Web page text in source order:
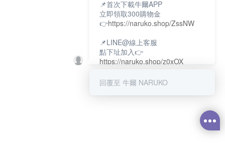
📌首次下載牛爾APP
立即領取300購物金
👉https://naruko.shop/ZssNW
📌LINE@線上客服
點下址加入👉
https://naruko.shop/z0xOX
📌電話客服：02-26581707
回覆至 牛爾 NARUKO